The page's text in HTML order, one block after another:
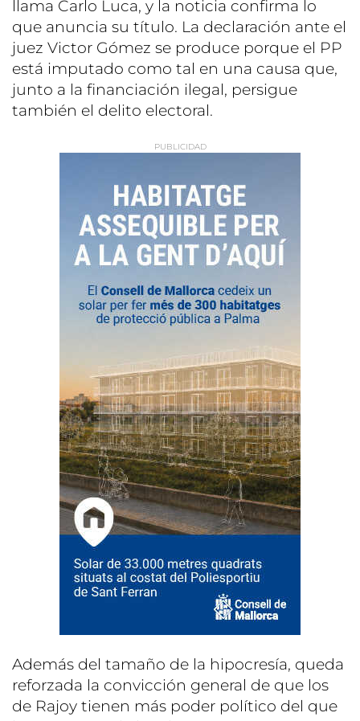
llama Carlo Luca, y la noticia confirma lo
que anuncia su título. La declaración ante el
juez Victor Gómez se produce porque el PP
está imputado como tal en una causa que,
junto a la financiación ilegal, persigue
también el delito electoral.
Además del tamaño de la hipocresía, queda
reforzada la convicción general de que los
de Rajoy tienen más poder político del que